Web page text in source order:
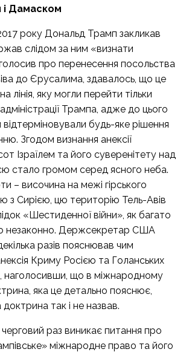
Дамаском
року Дональд Трамп закликав
слідом за ним «визнати
про перенесення посольства
до Єрусалима, здавалось, що це
лінія, яку могли перейти тільки
Трампа, адже до цього
відтерміновували будь-яке рішення
Згодом визнання анексії
Ізраїлем та його суверенітету над
стало громом серед ясного неба.
– височина на межі гірського
з Сирією, цю територію Тель-Авів
«Шестиденної війни», як багато
незаконно. Держсекретар США
разів пояснював чим
Криму Росією та Голанських
наголосивши, що в міжнародному
яка це детально пояснює,
так і не назвав.
раз виникає питання про
міжнародне право та його